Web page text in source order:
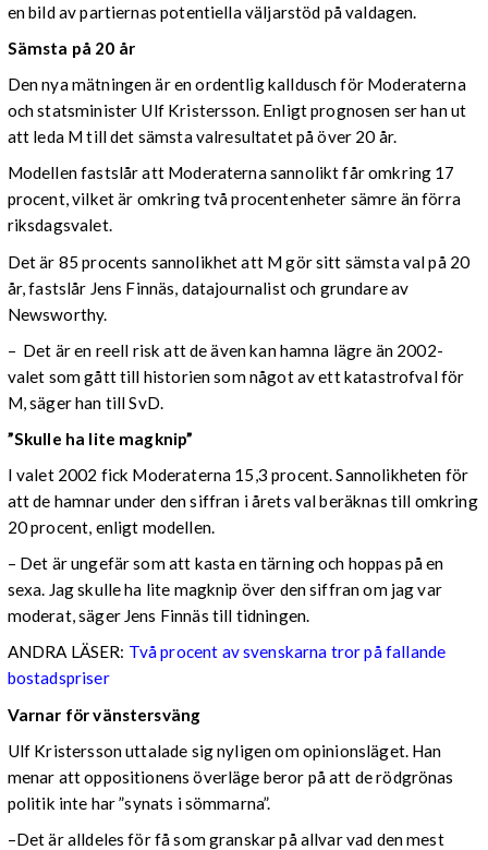
en bild av partiernas potentiella väljarstöd på valdagen.
Sämsta på 20 år
Den nya mätningen är en ordentlig kalldusch för Moderaterna
och statsminister Ulf Kristersson. Enligt prognosen ser han ut
att leda M till det sämsta valresultatet på över 20 år.
Modellen fastslår att Moderaterna sannolikt får omkring 17
procent, vilket är omkring två procentenheter sämre än förra
riksdagsvalet.
Det är 85 procents sannolikhet att M gör sitt sämsta val på 20
år, fastslår Jens Finnäs, datajournalist och grundare av
Newsworthy.
– Det är en reell risk att de även kan hamna lägre än 2002-
valet som gått till historien som något av ett katastrofval för
M, säger han till SvD.
”Skulle ha lite magknip”
I valet 2002 fick Moderaterna 15,3 procent. Sannolikheten för
att de hamnar under den siffran i årets val beräknas till omkring
20 procent, enligt modellen.
– Det är ungefär som att kasta en tärning och hoppas på en
sexa. Jag skulle ha lite magknip över den siffran om jag var
moderat, säger Jens Finnäs till tidningen.
ANDRA LÄSER: Två procent av svenskarna tror på fallande
bostadspriser
Varnar för vänstersväng
Ulf Kristersson uttalade sig nyligen om opinionsläget. Han
menar att oppositionens överläge beror på att de rödgrönas
politik inte har ”synats i sömmarna”.
–Det är alldeles för få som granskar på allvar vad den mest